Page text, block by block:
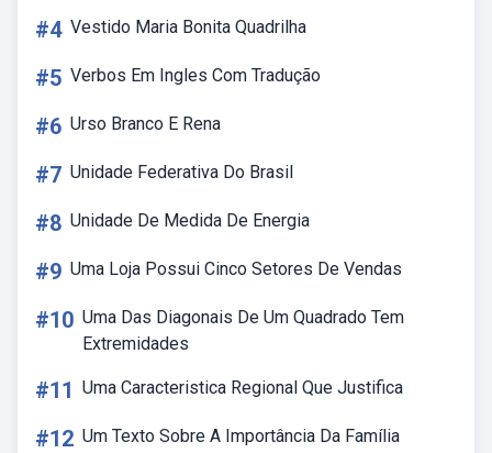
#4 Vestido Maria Bonita Quadrilha
#5 Verbos Em Ingles Com Tradução
#6 Urso Branco E Rena
#7 Unidade Federativa Do Brasil
#8 Unidade De Medida De Energia
#9 Uma Loja Possui Cinco Setores De Vendas
#10 Uma Das Diagonais De Um Quadrado Tem
Extremidades
#11 Uma Caracteristica Regional Que Justifica
#12 Um Texto Sobre A Importância Da Família